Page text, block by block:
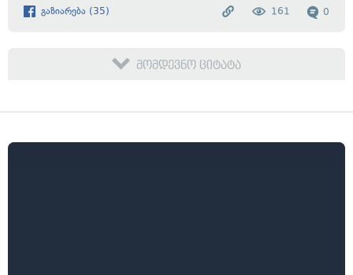
გაზიარება (35) 0
161
მომდევნო ციტატა